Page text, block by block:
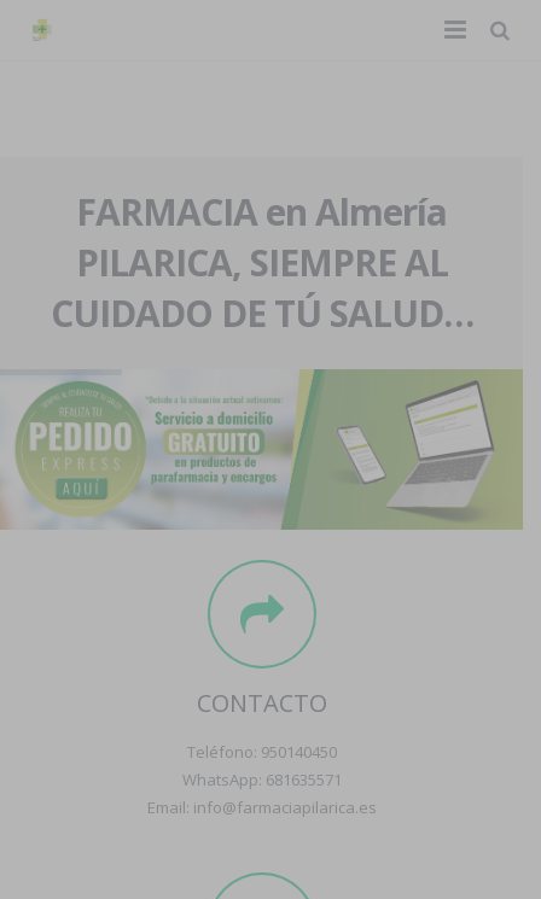
La farmacia
Nuestra historia
Nuestro equipo
Eventos
Servicios y reservas
Pedidos express
Blog
Contacto
Boletín
FARMACIA en Almería
PILARICA, SIEMPRE AL
CUIDADO DE TÚ SALUD…
CONTACTO
Teléfono: 950140450
WhatsApp: 681635571
Email: info@farmaciapilarica.es